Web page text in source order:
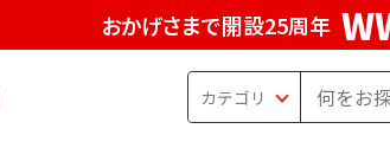
おかげさまで開設25周年